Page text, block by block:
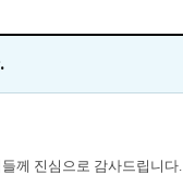
께 진심으로 감사드립니다.